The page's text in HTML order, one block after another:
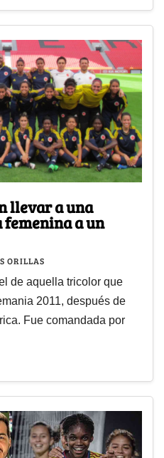
llevar a una
femenina a un
ORILLAS
de aquella tricolor que
2011, después de
Fue comandada por